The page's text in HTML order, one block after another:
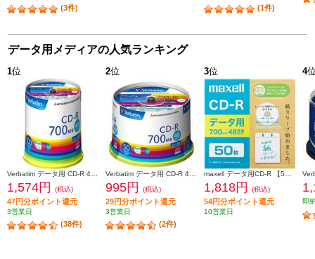
(3件) (1件)
データ用メディアの人気ランキング
1位
1,574円 (税込)
47円分ポイント還元
3営業日
(38件)
2位
995円 (税込)
29円分ポイント還元
3営業日
(2件)
3位
1,818円 (税込)
54円分ポイント還元
10営業日
4
即